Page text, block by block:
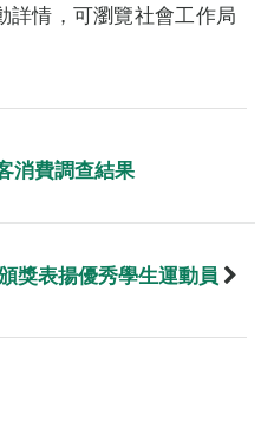
詳情，可瀏覽社會工作局
消費調查結果
獎表揚優秀學生運動員